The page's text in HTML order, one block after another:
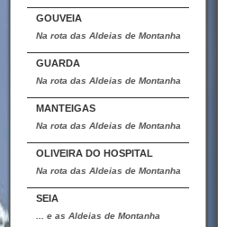
GOUVEIA
Na rota das Aldeias de Montanha
GUARDA
Na rota das Aldeias de Montanha
MANTEIGAS
Na rota das Aldeias de Montanha
OLIVEIRA DO HOSPITAL
Na rota das Aldeias de Montanha
SEIA
... e as Aldeias de Montanha